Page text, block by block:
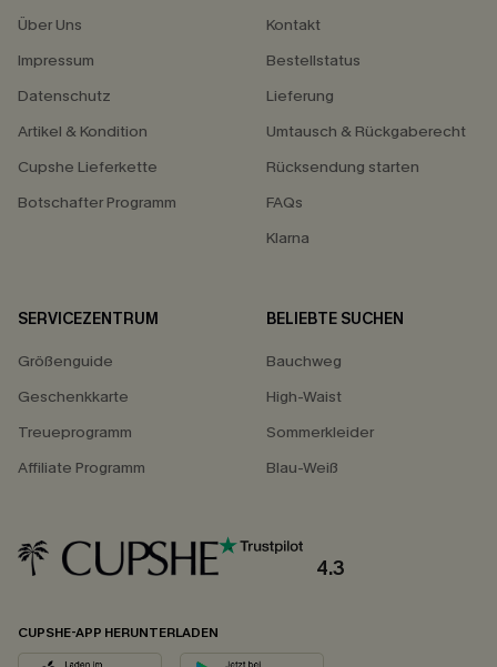
Über Uns
Impressum
Datenschutz
Artikel & Kondition
Cupshe Lieferkette
Botschafter Programm
Kontakt
Bestellstatus
Lieferung
Umtausch & Rückgaberecht
Rücksendung starten
FAQs
Klarna
SERVICEZENTRUM
Größenguide
Geschenkkarte
Treueprogramm
Affiliate Programm
BELIEBTE SUCHEN
Bauchweg
High-Waist
Sommerkleider
Blau-Weiß
4.3
CUPSHE-APP HERUNTERLADEN